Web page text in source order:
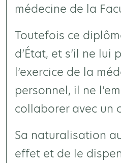
médecine de la
Toutefois ce
d’État, et s’il ne lui
l’exercice de la
personnel, il ne
collaborer avec un
Sa naturalisation
effet et de le